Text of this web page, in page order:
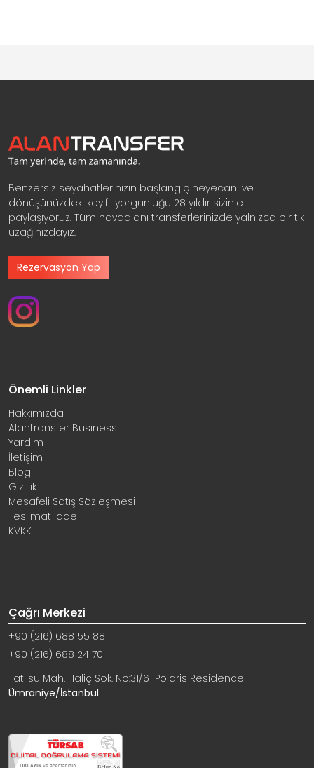
Benzersiz seyahatlerinizin başlangıç heyecanı ve
dönüşünüzdeki keyifli yorgunluğu 28 yıldır sizinle
paylaşıyoruz. Tüm havaalanı transferlerinizde yalnızca bir tık
uzağınızdayız.
Rezervasyon Yap
Önemli Linkler
Hakkımızda
Alantransfer Business
Yardım
İletişim
Blog
Gizlilik
Mesafeli Satış Sözleşmesi
Teslimat İade
KVKK
Çağrı Merkezi
+90 (216) 688 55 88
+90 (216) 688 24 70
Tatlısu Mah. Haliç Sok. No:31/61 Polaris Residence
Ümraniye/İstanbul